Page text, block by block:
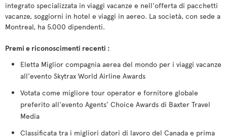
integrato specializzata in viaggi vacanze e nell'offerta di pacchetti
vacanze, soggiorni in hotel e viaggi in aereo. La società, con sede a
Montreal, ha 5.000 dipendenti.
Premi e riconoscimenti recenti :
Eletta Miglior compagnia aerea del mondo per i viaggi vacanze
all'evento Skytrax World Airline Awards
Votata come migliore tour operator e fornitore globale
preferito all'evento Agents’ Choice Awards di Baxter Travel
Media
Classificata tra i migliori datori di lavoro del Canada e prima